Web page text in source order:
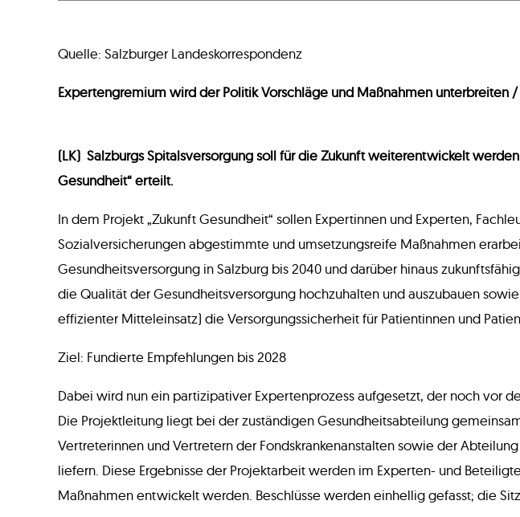
Quelle: Salzburger Landeskorrespondenz
Expertengremium wird der Politik Vorschläge und Maßnahmen unterbreiten
(LK) Salzburgs Spitalsversorgung soll für die Zukunft weiterentwickelt
Gesundheit“ erteilt.
In dem Projekt „Zukunft Gesundheit“ sollen Expertinnen und Experten,
Sozialversicherungen abgestimmte und umsetzungsreife Maßnahmen
Gesundheitsversorgung in Salzburg bis 2040 und darüber hinaus
die Qualität der Gesundheitsversorgung hochzuhalten und auszubauen
effizienter Mitteleinsatz) die Versorgungssicherheit für Patientinnen und
Ziel: Fundierte Empfehlungen bis 2028
Dabei wird nun ein partizipativer Expertenprozess aufgesetzt, der noch vor
Die Projektleitung liegt bei der zuständigen Gesundheitsabteilung
Vertreterinnen und Vertretern der Fondskrankenanstalten sowie der
liefern. Diese Ergebnisse der Projektarbeit werden im Experten- und
Maßnahmen entwickelt werden. Beschlüsse werden einhellig gefasst; die